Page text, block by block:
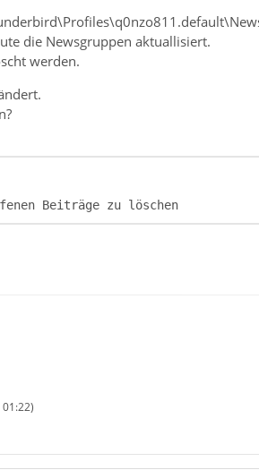
Beiträge zu löschen
die Newsgruppen aktuallisiert.
werden.
Beiträge zu löschen
01:22)